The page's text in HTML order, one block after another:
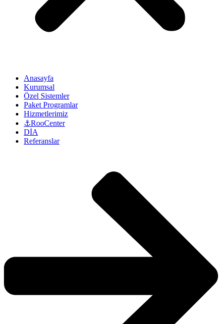
Anasayfa
Kurumsal
Özel Sistemler
Paket Programlar
Hizmetlerimiz
⚓RooCenter
DİA
Referanslar